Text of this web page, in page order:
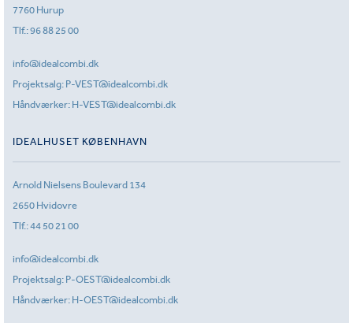
7760 Hurup
Tlf.:96 88 25 00
info@idealcombi.dk
Projektsalg: P-VEST@idealcombi.dk
Håndværker: H-VEST@idealcombi.dk
IDEALHUSET KØBENHAVN
Arnold Nielsens Boulevard 134
2650 Hvidovre
Tlf.:44 50 21 00
info@idealcombi.dk
Projektsalg: P-OEST@idealcombi.dk
Håndværker: H-OEST@idealcombi.dk